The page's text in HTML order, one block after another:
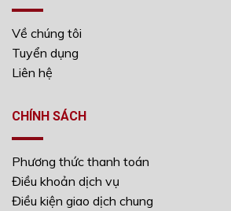
Về chúng tôi
Tuyển dụng
Liên hệ
CHÍNH SÁCH
Phương thức thanh toán
Điều khoản dịch vụ
Điều kiện giao dịch chung